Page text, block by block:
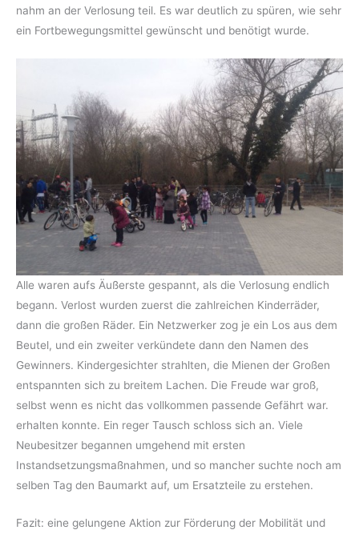
nahm an der Verlosung teil. Es war deutlich zu spüren, wie sehr
ein Fortbewe­gungsmittel gewünscht und benötigt wurde.
Alle waren aufs Äußerste gespannt, als die Verlosung endlich
begann. Verlost wurden zuerst die zahlreichen Kinder­räder,
dann die großen Räder. Ein Netzwerker zog je ein Los aus dem
Beutel, und ein zweiter verkündete dann den Namen des
Gewinners. Kindergesichter strahlten, die Mienen der Großen
entspannten sich zu breitem Lachen. Die Freude war groß,
selbst wenn es nicht das vollkommen passende Gefährt war.
erhalten konnte. Ein reger Tausch schloss sich an. Viele
Neubesitzer begannen umgehend mit ersten
Instandsetzungsmaßnahmen, und so mancher suchte noch am
selben Tag den Baumarkt auf, um Ersatzteile zu erstehen.
Fazit: eine gelungene Aktion zur Förderung der Mobilität und